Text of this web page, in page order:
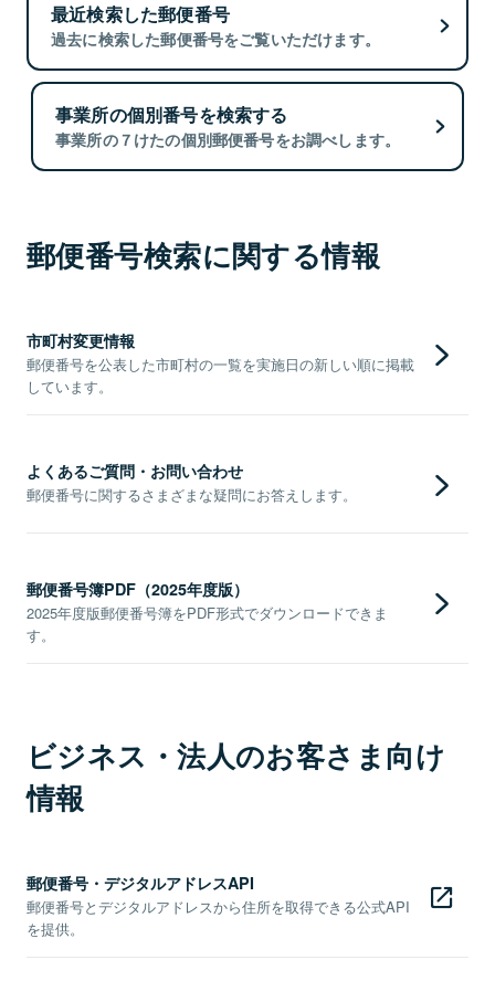
最近検索した郵便番号
過去に検索した郵便番号をご覧いただけます。
事業所の個別番号を検索する
事業所の７けたの個別郵便番号をお調べします。
郵便番号検索に関する情報
市町村変更情報
郵便番号を公表した市町村の一覧を実施日の新しい順に掲載
しています。
よくあるご質問・お問い合わせ
郵便番号に関するさまざまな疑問にお答えします。
郵便番号簿PDF（2025年度版）
2025年度版郵便番号簿をPDF形式でダウンロードできま
す。
ビジネス・法人のお客さま向け
情報
郵便番号・デジタルアドレスAPI
郵便番号とデジタルアドレスから住所を取得できる公式API
を提供。